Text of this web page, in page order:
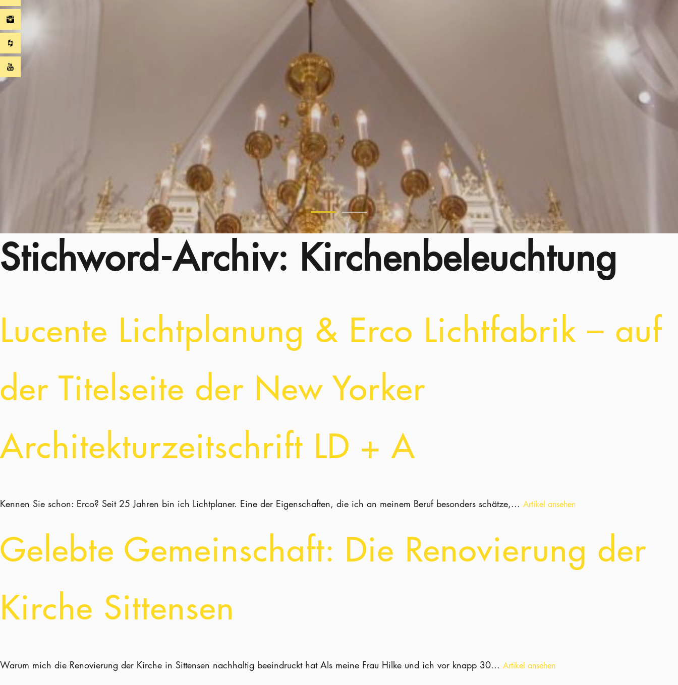
Stichword-Archiv: Kirchenbeleuchtung
Lucente Lichtplanung & Erco Lichtfabrik – auf
der Titelseite der New Yorker
Architekturzeitschrift LD + A
Kennen Sie schon: Erco? Seit 25 Jahren bin ich Lichtplaner. Eine der Eigenschaften, die ich an meinem Beruf besonders schätze,... Artikel ansehen
Gelebte Gemeinschaft: Die Renovierung der
Kirche Sittensen
Warum mich die Renovierung der Kirche in Sittensen nachhaltig beeindruckt hat Als meine Frau Hilke und ich vor knapp 30... Artikel ansehen